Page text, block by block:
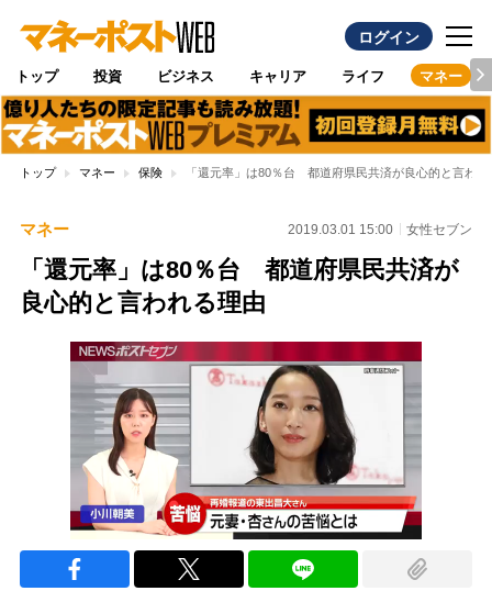
ログイン
トップ 投資 ビジネス キャリア ライフ マネー
トップ マネー 保険 「還元率」は80％台 都道府県民共済が良心的と言われ
マネー 2019.03.01 15:00 女性セブン
「還元率」は80％台 都道府県民共済が
良心的と言われる理由